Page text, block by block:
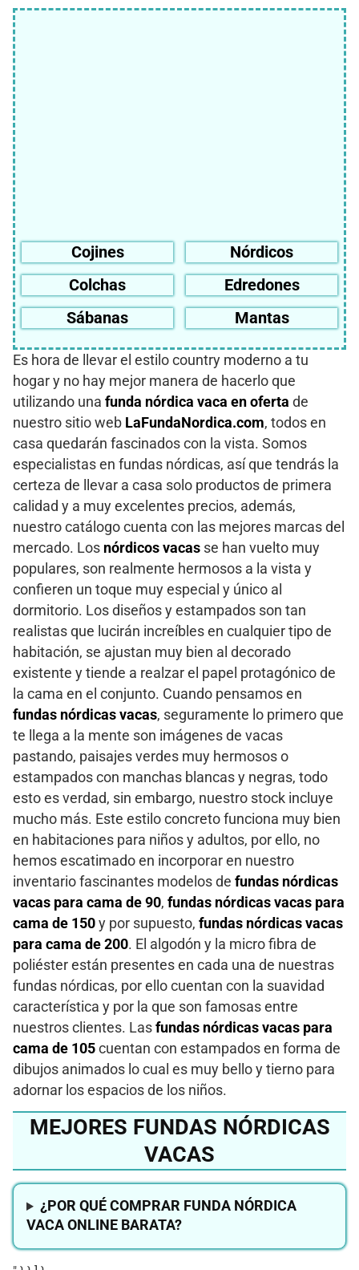
Cojines
Nórdicos
Colchas
Edredones
Sábanas
Mantas
Es hora de llevar el estilo country moderno a tu
hogar y no hay mejor manera de hacerlo que
utilizando una funda nórdica vaca en oferta de
nuestro sitio web LaFundaNordica.com, todos en
casa quedarán fascinados con la vista. Somos
especialistas en fundas nórdicas, así que tendrás la
certeza de llevar a casa solo productos de primera
calidad y a muy excelentes precios, además,
nuestro catálogo cuenta con las mejores marcas del
mercado. Los nórdicos vacas se han vuelto muy
populares, son realmente hermosos a la vista y
confieren un toque muy especial y único al
dormitorio. Los diseños y estampados son tan
realistas que lucirán increíbles en cualquier tipo de
habitación, se ajustan muy bien al decorado
existente y tiende a realzar el papel protagónico de
la cama en el conjunto. Cuando pensamos en
fundas nórdicas vacas, seguramente lo primero que
te llega a la mente son imágenes de vacas
pastando, paisajes verdes muy hermosos o
estampados con manchas blancas y negras, todo
esto es verdad, sin embargo, nuestro stock incluye
mucho más. Este estilo concreto funciona muy bien
en habitaciones para niños y adultos, por ello, no
hemos escatimado en incorporar en nuestro
inventario fascinantes modelos de fundas nórdicas
vacas para cama de 90, fundas nórdicas vacas para
cama de 150 y por supuesto, fundas nórdicas vacas
para cama de 200. El algodón y la micro fibra de
poliéster están presentes en cada una de nuestras
fundas nórdicas, por ello cuentan con la suavidad
característica y por la que son famosas entre
nuestros clientes. Las fundas nórdicas vacas para
cama de 105 cuentan con estampados en forma de
dibujos animados lo cual es muy bello y tierno para
adornar los espacios de los niños.
MEJORES FUNDAS NÓRDICAS
VACAS
¿POR QUÉ COMPRAR FUNDA NÓRDICA
VACA ONLINE BARATA?